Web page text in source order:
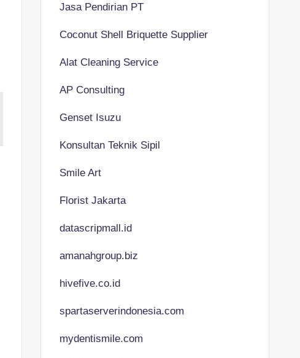
Jasa Pendirian PT
Coconut Shell Briquette Supplier
Alat Cleaning Service
AP Consulting
Genset Isuzu
Konsultan Teknik Sipil
Smile Art
Florist Jakarta
datascripmall.id
amanahgroup.biz
hivefive.co.id
spartaserverindonesia.com
mydentismile.com